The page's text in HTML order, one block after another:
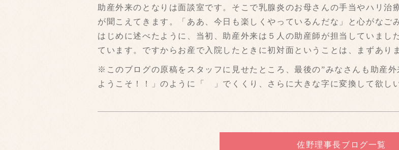
助産外来のとなりは面談室です。そこで乳腺炎のお母さんの手当やハリ治
が聞こえてきます。「ああ、今日も楽しくやっているんだな」と心がなご
はじめに述べたように、当初、助産外来は５人の助産師が担当していまし
ています。ですからお産で入院したときに初対面ということは、まずあり
※このブログの原稿をスタッフに見せたところ、最後の”みなさんも助産
ようこそ！！」のように「 」でくくり、さらに大きな字に変換して欲し
佐野理事長ブログ一覧